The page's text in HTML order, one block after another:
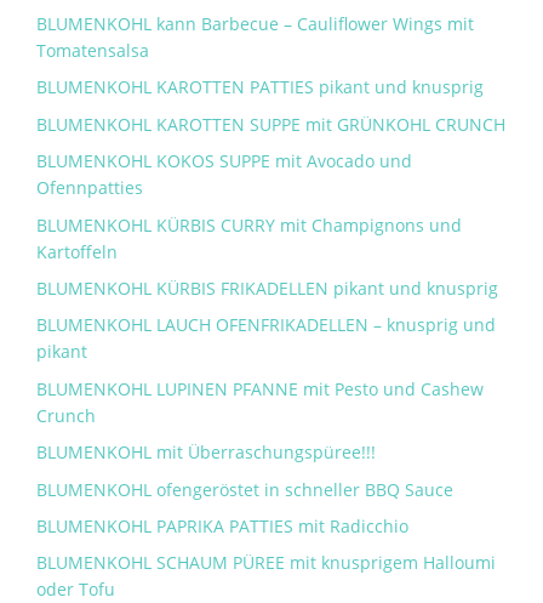
BLUMENKOHL kann Barbecue – Cauliflower Wings mit
Tomatensalsa
BLUMENKOHL KAROTTEN PATTIES pikant und knusprig
BLUMENKOHL KAROTTEN SUPPE mit GRÜNKOHL CRUNCH
BLUMENKOHL KOKOS SUPPE mit Avocado und
Ofennpatties
BLUMENKOHL KÜRBIS CURRY mit Champignons und
Kartoffeln
BLUMENKOHL KÜRBIS FRIKADELLEN pikant und knusprig
BLUMENKOHL LAUCH OFENFRIKADELLEN – knusprig und
pikant
BLUMENKOHL LUPINEN PFANNE mit Pesto und Cashew
Crunch
BLUMENKOHL mit Überraschungspüree!!!
BLUMENKOHL ofengeröstet in schneller BBQ Sauce
BLUMENKOHL PAPRIKA PATTIES mit Radicchio
BLUMENKOHL SCHAUM PÜREE mit knusprigem Halloumi
oder Tofu